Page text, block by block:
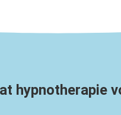
hypnotherapie